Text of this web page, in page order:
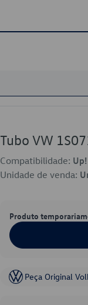
Tubo VW
Compatibilidade: Up!
Unidade de venda:
Produto
Peça Original